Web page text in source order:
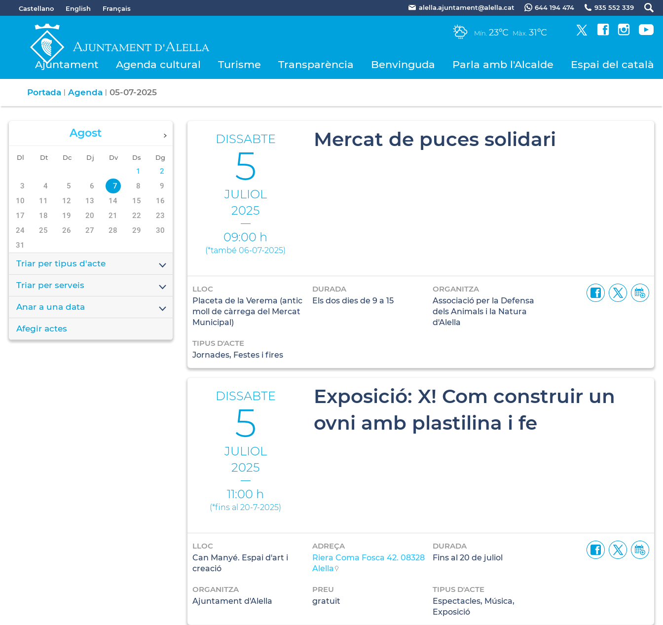
Castellano English Français alella.ajuntament@alella.cat 644 194 474 935 552 339
Mín. 23ºC Màx. 31ºC
Ajuntament Agenda cultural Turisme Transparència Benvinguda Parla amb l'Alcalde Espai del català
Portada | Agenda | 05-07-2025
Agost
Dl Dt Dc Dj Dv Ds Dg
1
2
3
4 5 6 7 8
9
10
11 12 13 14 15
16
17
18 19 20 21 22
23
24
25 26 27 28 29
30
31
Triar per tipus d'acte
Triar per serveis
Anar a una data
Afegir actes
DISSABTE
5
JULIOL
2025
09:00 h
(*també 06-07-2025)
Mercat de puces solidari
LLOC
Placeta de la Verema (antic
moll de càrrega del Mercat
Municipal)
DURADA
Els dos dies de 9 a 15
ORGANITZA
Associació per la Defensa
dels Animals i la Natura
d'Alella
TIPUS D'ACTE
Jornades, Festes i fires
DISSABTE
5
JULIOL
2025
11:00 h
(*fins al 20-7-2025)
Exposició: X! Com construir un
ovni amb plastilina i fe
LLOC
Can Manyé. Espai d'art i
creació
ADREÇA
Riera Coma Fosca 42. 08328
Alella
DURADA
Fins al 20 de juliol
ORGANITZA
Ajuntament d'Alella
PREU
gratuït
TIPUS D'ACTE
Espectacles, Música,
Exposició